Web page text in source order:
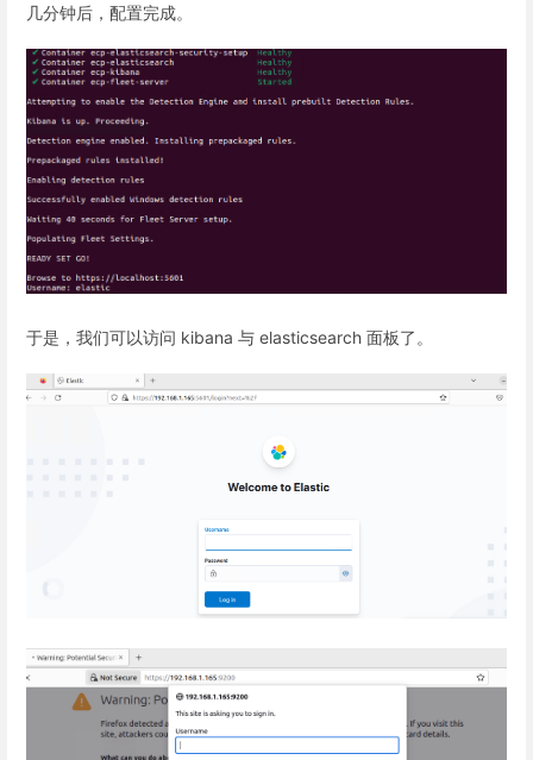
几分钟后，配置完成。
于是，我们可以访问 kibana 与 elasticsearch 面板了。